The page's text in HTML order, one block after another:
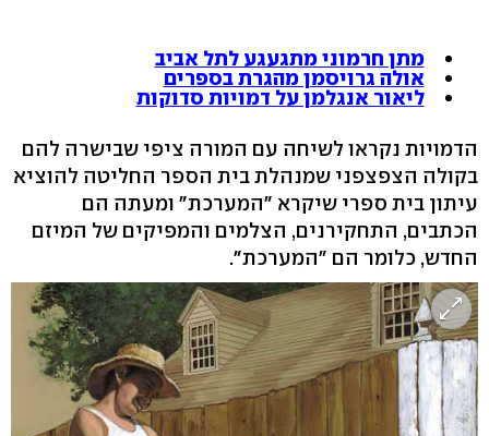
מתן חרמוני מתגעגע לתל אביב
אולה גרויסמן מהגרת בספרים
ליאור אנגלמן על דמויות סדוקות
הדמויות נקראו לשיחה עם המורה ציפי שבישרה להם
בקולה הצפצפני שמנהלת בית הספר החליטה להוציא
עיתון בית ספרי שיקרא "המערכת" ומעתה הם
הכתבים, התחקירנים, הצלמים והמפיקים של המיזם
החדש, כלומר הם "המערכת".